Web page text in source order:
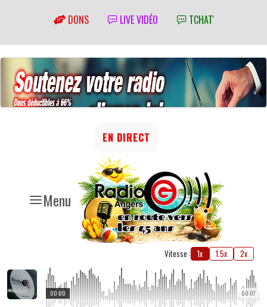
DONS LIVE VIDÉO TCHAT'
Menu
EN DIRECT
Vitesse : 1x 1.5x 2x
00:07
00:00